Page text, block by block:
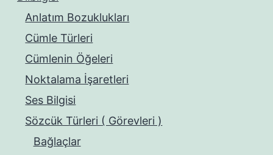
Anlatım Bozuklukları
Cümle Türleri
Cümlenin Öğeleri
Noktalama İşaretleri
Ses Bilgisi
Sözcük Türleri ( Görevleri )
Bağlaçlar